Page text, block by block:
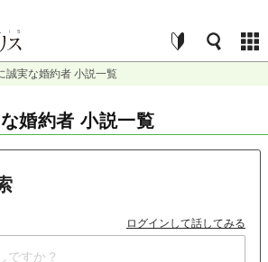
誠実な婚約者 小説一覧
婚約者 小説一覧
ログインして話してみる